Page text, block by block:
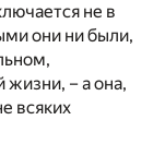
не в
они ни были,
– а она,
всяких